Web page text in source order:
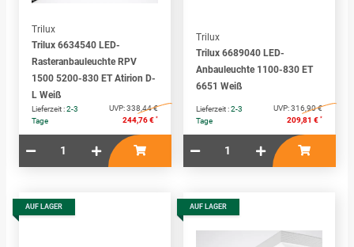
Trilux
Trilux 6634540 LED-
Rasteranbauleuchte RPV
1500 5200-830 ET Atirion D-
L Weiß
Lieferzeit :2-3
Tage
UVP:338,44 €
244,76 € *
Trilux
Trilux 6689040 LED-
Anbauleuchte 1100-830 ET
6651 Weiß
Lieferzeit :2-3
Tage
UVP:316,90 €
209,81 € *
AUF LAGER AUF LAGER